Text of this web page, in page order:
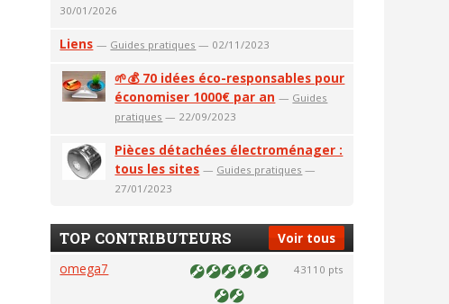
30/01/2026
Liens — Guides pratiques — 02/11/2023
🌱💰 70 idées éco-responsables pour
économiser 1000€ par an — Guides
pratiques — 22/09/2023
Pièces détachées électroménager :
tous les sites — Guides pratiques —
27/01/2023
Voir tous
TOP CONTRIBUTEURS
omega7 43110 pts